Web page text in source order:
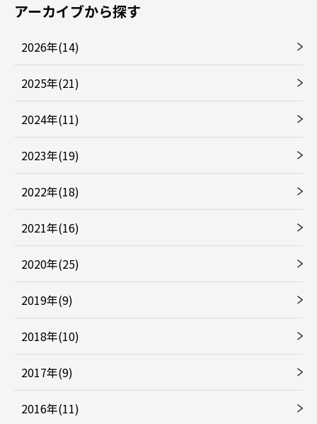
アーカイブから探す
2026年(14)
2025年(21)
2024年(11)
2023年(19)
2022年(18)
2021年(16)
2020年(25)
2019年(9)
2018年(10)
2017年(9)
2016年(11)